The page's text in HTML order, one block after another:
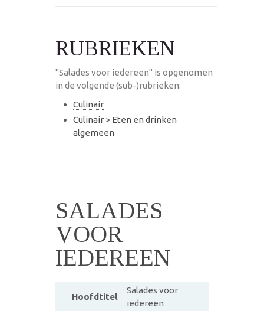
RUBRIEKEN
"Salades voor iedereen" is opgenomen
in de volgende (sub-)rubrieken:
Culinair
Culinair > Eten en drinken
algemeen
SALADES
VOOR
IEDEREEN
Hoofdtitel
Salades voor
iedereen